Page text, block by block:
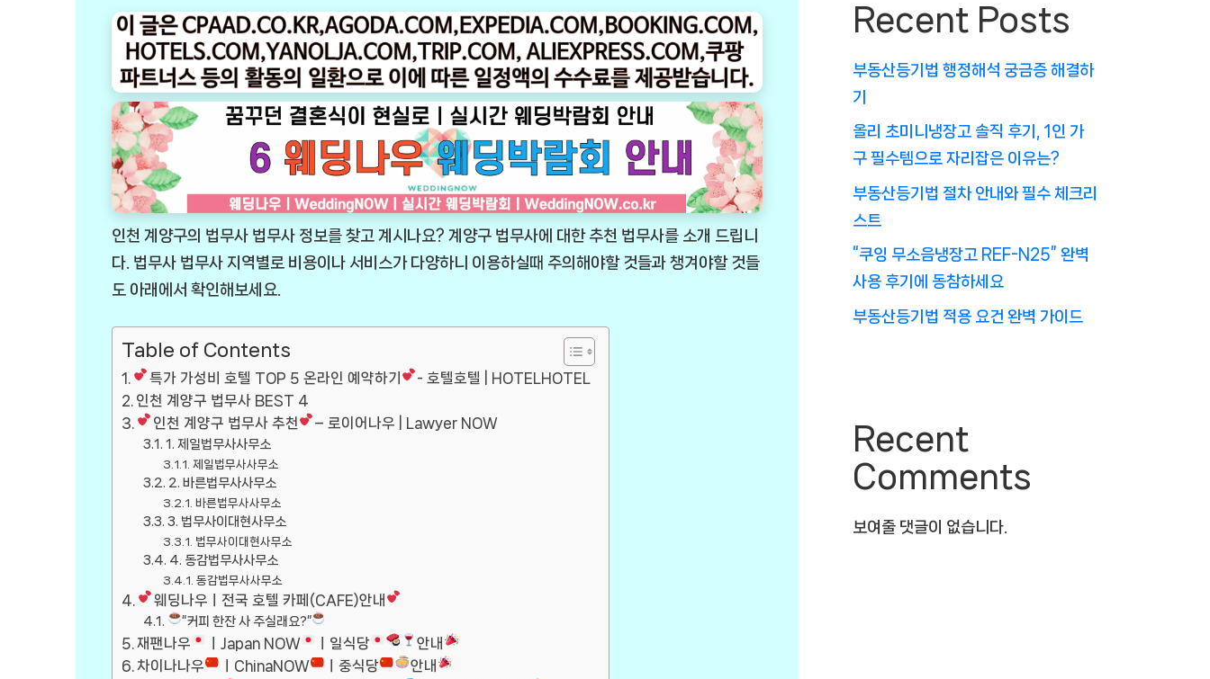
인천 계양구의 법무사 법무사 정보를 찾고 계시나요? 계양구 법무사에 대한 추천 법무사를 소개 드립니
다. 법무사 법무사 지역별로 비용이나 서비스가 다양하니 이용하실때 주의해야할 것들과 챙겨야할 것들
도 아래에서 확인해보세요.
Table of Contents
특가 가성비 호텔 TOP 5 온라인 예약하기
- 호텔호텔 | HOTELHOTEL
인천 계양구 법무사 BEST 4
인천 계양구 법무사 추천
– 로이어나우 | Lawyer NOW
1. 제일법무사사무소
제일법무사사무소
2. 바른법무사사무소
바른법무사사무소
3. 법무사이대현사무소
법무사이대현사무소
4. 동감법무사사무소
동감법무사사무소
웨딩나우ㅣ전국 호텔 카페(CAFE)안내
”커피 한잔 사 주실래요?”
재팬나우 ㅣJapan NOW ㅣ일식당
안내
차이나나우
ㅣChinaNOW ㅣ중식당
안내
Recent Posts
부동산등기법 행정해석 궁금증 해결하
기
올리 초미니냉장고 솔직 후기, 1인 가
구 필수템으로 자리잡은 이유는?
부동산등기법 절차 안내와 필수 체크리
스트
“쿠잉 무소음냉장고 REF-N25” 완벽
사용 후기에 동참하세요
부동산등기법 적용 요건 완벽 가이드
Recent
Comments
보여줄 댓글이 없습니다.